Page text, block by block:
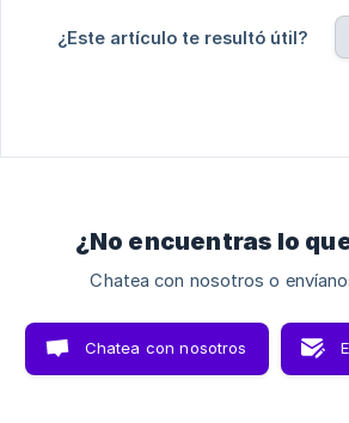
¿Este artículo te resultó útil?
¿No encuentras lo
Chatea con nosotros o
Chatea con nosotros